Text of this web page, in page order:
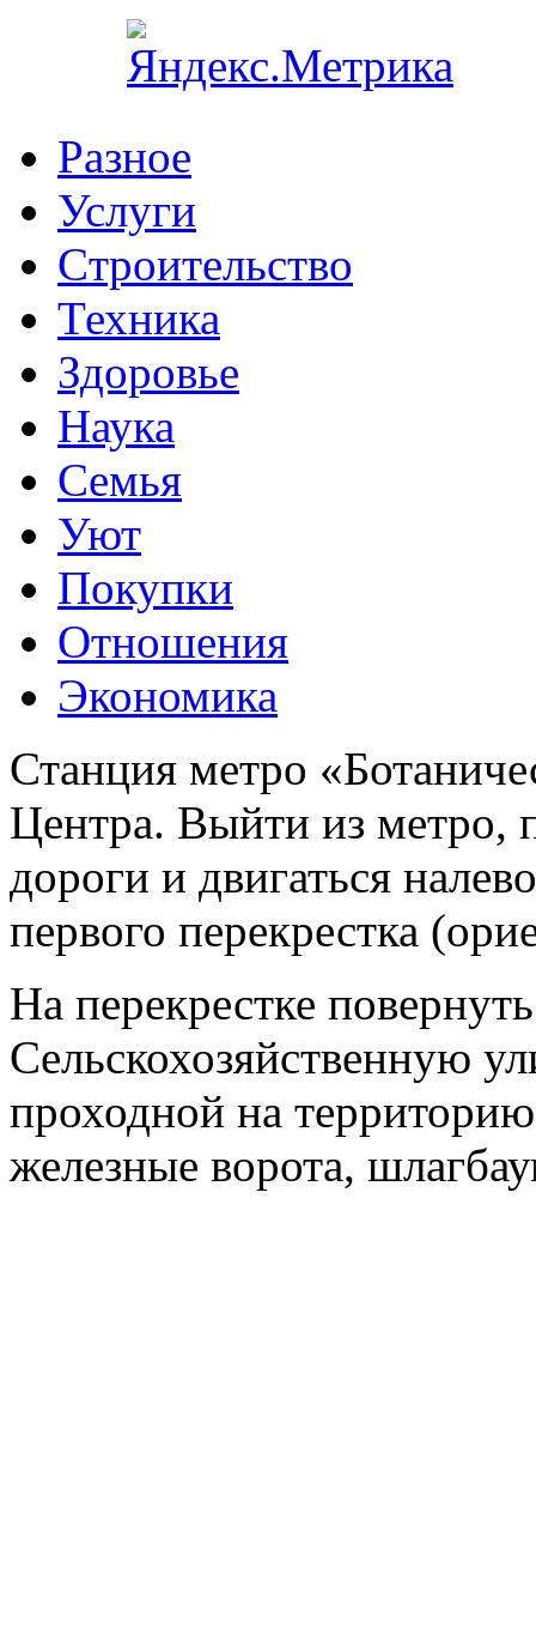
Разное
Услуги
Cтроительство
Техника
Здоровье
Наука
Семья
Уют
Покупки
Отношения
Экономика
Станция метро
Центра. Выйти из метро,
дороги и двигаться
первого перекрестка
На перекрестке
Сельскохозяйственную
проходной на
железные ворота,